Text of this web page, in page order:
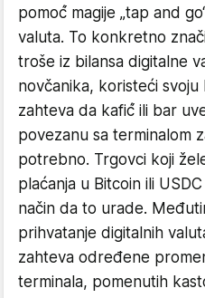
pomoć́ magije „tap and
valuta. To konkretno
troše iz bilansa digitalne
novčanika, koristeći
zahteva da kafić́ ili bar
povezanu sa terminalom
potrebno. Trgovci koji
plaćanja u Bitcoin ili
način da to urade.
prihvatanje digitalnih
zahteva određene
terminala, pomenutih